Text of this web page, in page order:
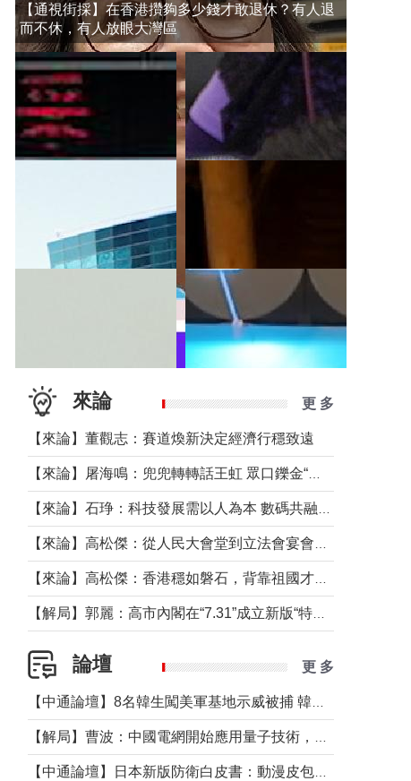
【通視街採】在香港攢夠多少錢才敢退休？有人退
而不休，有人放眼大灣區
來論 更 多
【來論】董觀志：賽道煥新決定經濟行穩致遠
論壇 更 多